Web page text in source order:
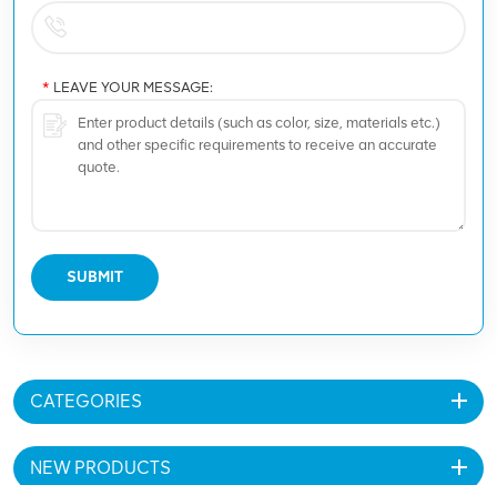
* LEAVE YOUR MESSAGE:
SUBMIT
CATEGORIES
NEW PRODUCTS